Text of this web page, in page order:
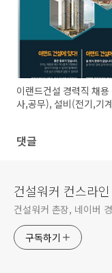
이랜드건설 경력직 채
사,공무), 설비(전기,기
댓글
건설워커 컨스라인
건설워커 촌장, 네이버
구독하기